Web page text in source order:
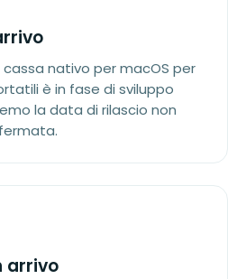
nativo per macOS per
è in fase di sviluppo
la data di rilascio non
arrivo